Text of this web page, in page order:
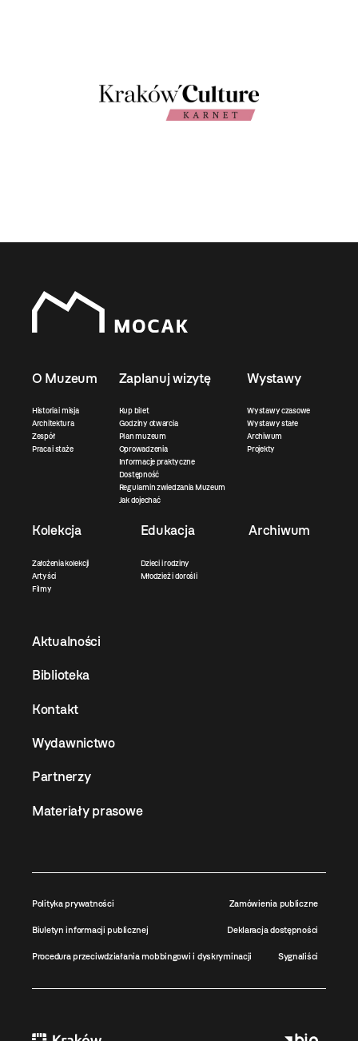
O Muzeum
Historia i misja
Architektura
Zespół
Praca i staże
Zaplanuj wizytę
Kup bilet
Godziny otwarcia
Plan muzeum
Oprowadzenia
Informacje praktyczne
Dostępność
Regulamin zwiedzania Muzeum
Jak dojechać
Wystawy
Wystawy czasowe
Wystawy stałe
Archiwum
Projekty
Kolekcja
Założenia kolekcji
Artyści
Filmy
Edukacja
Dzieci i rodziny
Młodzież i dorośli
Archiwum
Aktualności
Biblioteka
Kontakt
Wydawnictwo
Partnerzy
Materiały prasowe
Polityka prywatności Zamówienia publiczne
Biuletyn informacji publicznej Deklaracja dostępności
Procedura przeciwdziałania mobbingowi i dyskryminacji Sygnaliści